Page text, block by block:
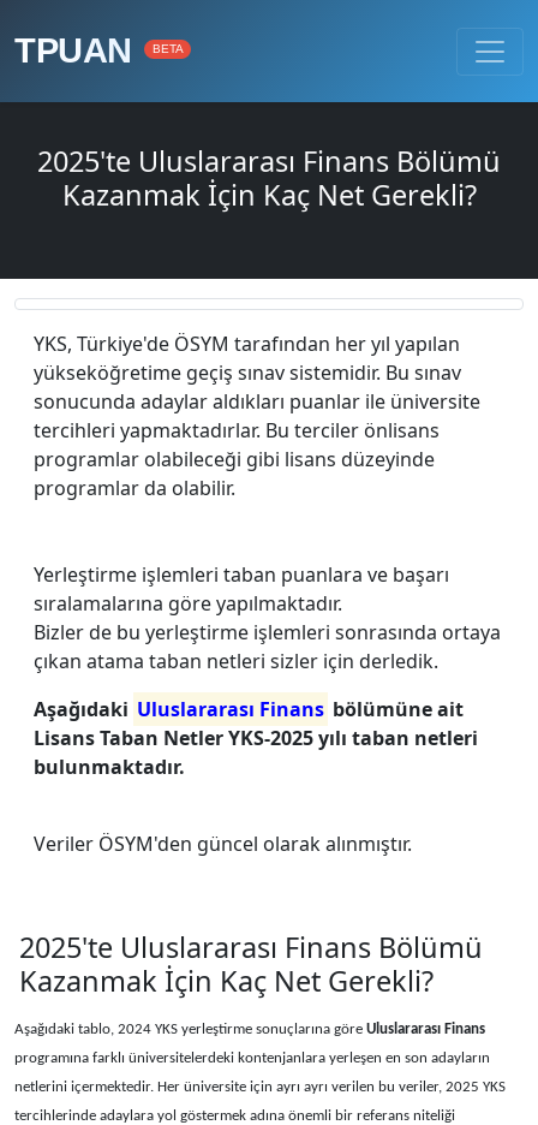
TPUAN BETA
2025'te Uluslararası Finans Bölümü
Kazanmak İçin Kaç Net Gerekli?
YKS, Türkiye'de ÖSYM tarafından her yıl yapılan
yükseköğretime geçiş sınav sistemidir. Bu sınav
sonucunda adaylar aldıkları puanlar ile üniversite
tercihleri yapmaktadırlar. Bu terciler önlisans
programlar olabileceği gibi lisans düzeyinde
programlar da olabilir.
Yerleştirme işlemleri taban puanlara ve başarı
sıralamalarına göre yapılmaktadır.
Bizler de bu yerleştirme işlemleri sonrasında ortaya
çıkan atama taban netleri sizler için derledik.
Aşağıdaki Uluslararası Finans bölümüne ait
Lisans Taban Netler YKS-2025 yılı taban netleri
bulunmaktadır.
Veriler ÖSYM'den güncel olarak alınmıştır.
2025'te Uluslararası Finans Bölümü
Kazanmak İçin Kaç Net Gerekli?
Aşağıdaki tablo, 2024 YKS yerleştirme sonuçlarına göre Uluslararası Finans
programına farklı üniversitelerdeki kontenjanlara yerleşen en son adayların
netlerini içermektedir. Her üniversite için ayrı ayrı verilen bu veriler, 2025 YKS
tercihlerinde adaylara yol göstermek adına önemli bir referans niteliği